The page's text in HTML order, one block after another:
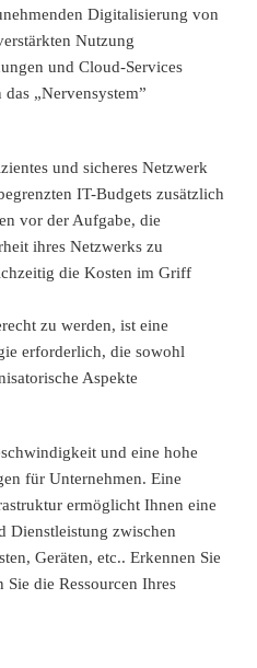
Digitalisierung von
Nutzung
und Cloud-Services
„Nervensystem”
und sicheres Netzwerk
IT-Budgets zusätzlich
vor der Aufgabe, die
ihres Netzwerks zu
die Kosten im Griff
zu werden, ist eine
erforderlich, die sowohl
Aspekte
und eine hohe
für Unternehmen. Eine
ermöglicht Ihnen eine
Dienstleistung zwischen
Geräten, etc.. Erkennen Sie
die Ressourcen Ihres